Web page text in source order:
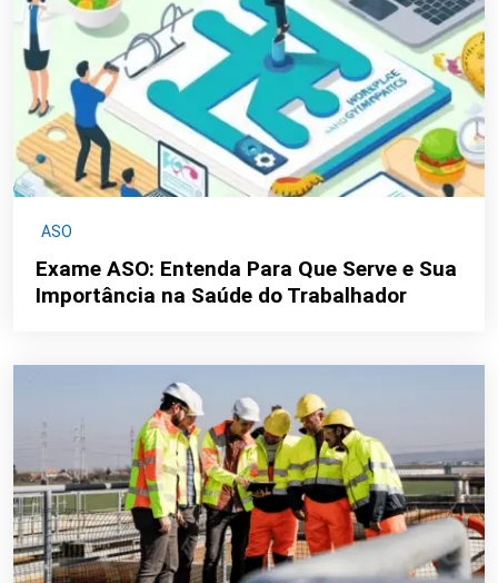
ASO
Exame ASO: Entenda Para Que Serve e Sua
Importância na Saúde do Trabalhador